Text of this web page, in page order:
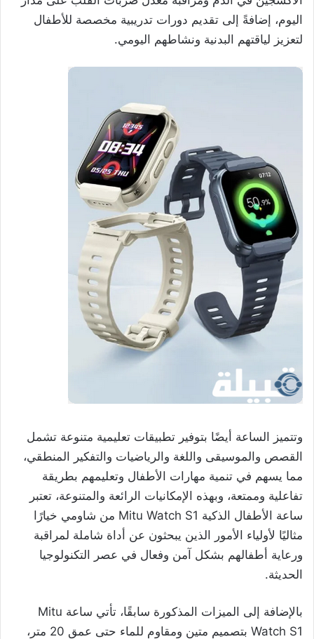
اليوم، إضافةً إلى تقديم دورات تدريبية مخصصة للأطفال
لتعزيز لياقتهم البدنية ونشاطهم اليومي.
وتتميز الساعة أيضًا بتوفير تطبيقات تعليمية متنوعة تشمل
القصص والموسيقى واللغة والرياضيات والتفكير المنطقي،
مما يسهم في تنمية مهارات الأطفال وتعليمهم بطريقة
تفاعلية وممتعة، وبهذه الإمكانيات الرائعة والمتنوعة، تعتبر
ساعة الأطفال الذكية Mitu Watch S1 من شاومي خيارًا
مثاليًا لأولياء الأمور الذين يبحثون عن أداة شاملة لمراقبة
ورعاية أطفالهم بشكل آمن وفعال في عصر التكنولوجيا
الحديثة.
بالإضافة إلى الميزات المذكورة سابقًا، تأتي ساعة Mitu
Watch S1 بتصميم متين ومقاوم للماء حتى عمق 20 متر،